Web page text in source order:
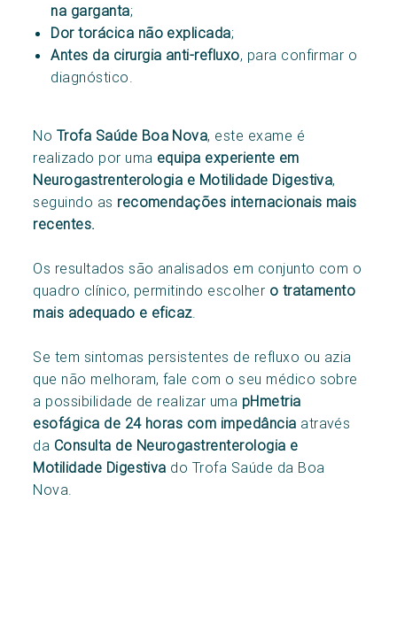
na garganta;
Dor torácica não explicada;
Antes da cirurgia anti-refluxo, para confirmar o
diagnóstico.
No Trofa Saúde Boa Nova, este exame é
realizado por uma equipa experiente em
Neurogastrenterologia e Motilidade Digestiva,
seguindo as recomendações internacionais mais
recentes.
Os resultados são analisados em conjunto com o
quadro clínico, permitindo escolher o tratamento
mais adequado e eficaz.
Se tem sintomas persistentes de refluxo ou azia
que não melhoram, fale com o seu médico sobre
a possibilidade de realizar uma pHmetria
esofágica de 24 horas com impedância através
da Consulta de Neurogastrenterologia e
Motilidade Digestiva do Trofa Saúde da Boa
Nova.